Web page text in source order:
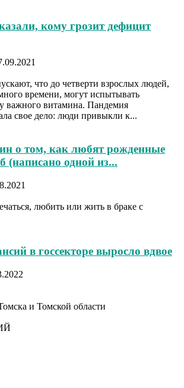
кому грозит дефицит
что до четверти взрослых людей,
времени, могут испытывать
важного витамина. Пандемия
свое дело: люди привыкли к...
о том, как любят рожденные
(написано одной из...
любить или жить в браке с
в госсекторе выросло вдвое
и Томской области